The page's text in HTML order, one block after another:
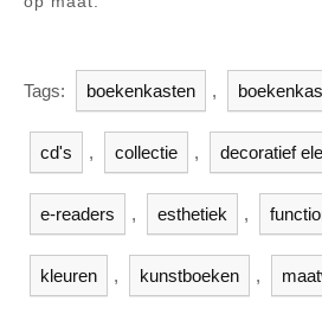
Tags: boekenkasten ,
cd's , collectie , decoratief
e-readers , esthetiek ,
kleuren , kunstboeken ,